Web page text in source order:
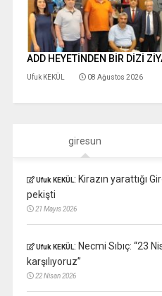
ADD HEYETİNDEN BİR DİZİ
Ufuk KEKÜL 08 Ağustos 2026
giresun
Ufuk KEKÜL: Kirazın yarattığı
pekişti
21 Mayıs 2026
Ufuk KEKÜL: Necmi Sıbıç: “23
karşılıyoruz”
22 Nisan 2026